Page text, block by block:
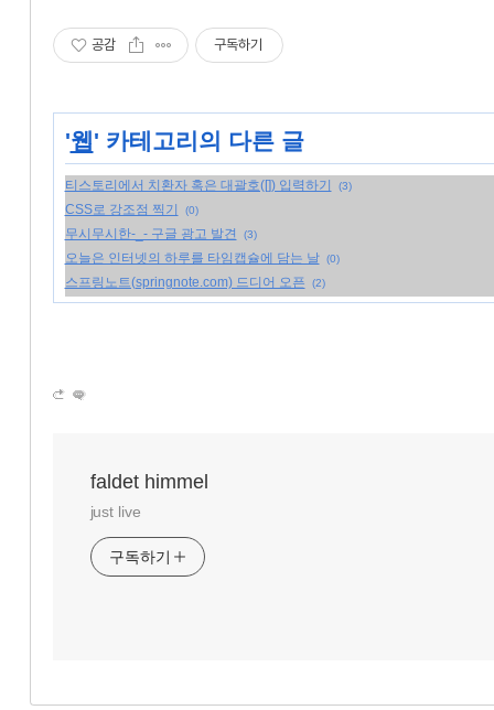
공감 구독하기
'웹' 카테고리의 다른 글
티스토리에서 치환자 혹은 대괄호([]) 입력하기 (3)
CSS로 강조점 찍기 (0)
무시무시한-_- 구글 광고 발견 (3)
오늘은 인터넷의 하루를 타임캡슐에 담는 날 (0)
스프링노트(springnote.com) 드디어 오픈 (2)
faldet himmel
just live
구독하기